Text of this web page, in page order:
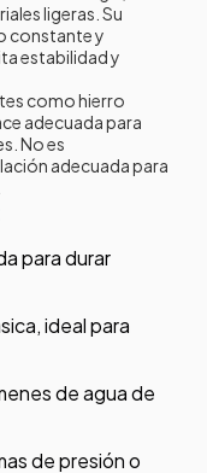
ligeras. Su
constante y
estabilidad y
como hierro
adecuada para
No es
adecuada para
para durar
ideal para
de agua de
de presión o